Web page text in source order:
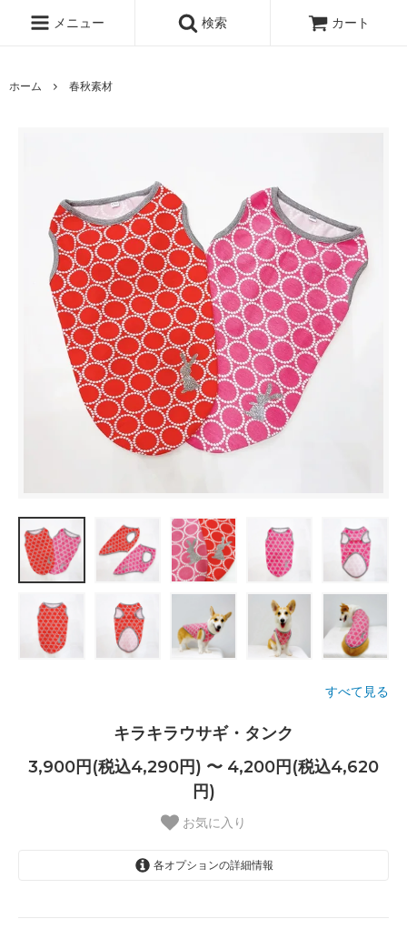
メニュー 検索 カート
ホーム 春秋素材
すべて見る
キラキラウサギ・タンク
3,900円(税込4,290円) 〜 4,200円(税込4,620
円)
お気に入り
各オプションの詳細情報